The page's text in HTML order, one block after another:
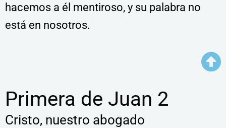
hacemos a él mentiroso, y su palabra no
está en nosotros.
Primera de Juan 2
Cristo, nuestro abogado